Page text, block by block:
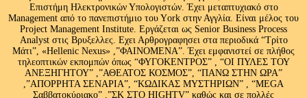
Επιστήμη Ηλεκτρονικών Υπολογιστών. Έχει μεταπτυχιακό στο
Management από το πανεπιστήμιο του Υork στην Αγγλία. Είναι μέλος του
Project Management Institute. Εργάζεται ως Senior Business Process
Analyst στις Βρυξελλες. Εχει Αρθρογραφησει στα περιοδικά “Τρίτο
Μάτι”, «Hellenic Nexus» ,”ΦΑΙΝΟΜΕΝΑ”. Έχει εμφανιστεί σε πλήθος
τηλεοπτικών εκπομπών όπως “ΦΥΓΟΚΕΝΤΡΟΣ” , “ΟΙ ΠΥΛΕΣ ΤΟΥ
ΑΝΕΞΗΓΗΤΟΥ” ,”ΑΘΕΑΤΟΣ ΚΟΣΜΟΣ”, “ΠΑΝΩ ΣΤΗΝ ΩΡΑ”
,”ΑΠΟΡΡΗΤΑ ΣΕΝΑΡΙΑ”, “ΚΩΔΙΚΑΣ ΜΥΣΤΗΡΙΩΝ” , “MEGA
Σαββατοκύριακο” ,”ΣΚ ΣΤΟ HIGHTV” καθώς και σε πολλές